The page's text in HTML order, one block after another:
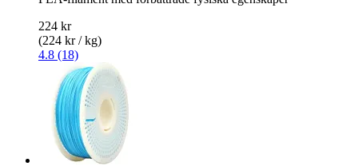
224 kr
(224 kr / kg)
4.8 (18)